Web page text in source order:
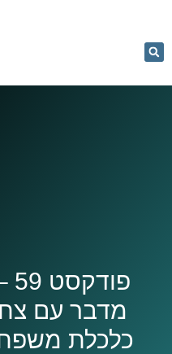
מדבר עם
כלכלת